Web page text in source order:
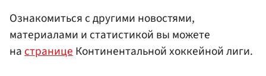
Ознакомиться с другими новостями,
материалами и статистикой вы можете
настраницеКонтинентальной хоккейной лиги.